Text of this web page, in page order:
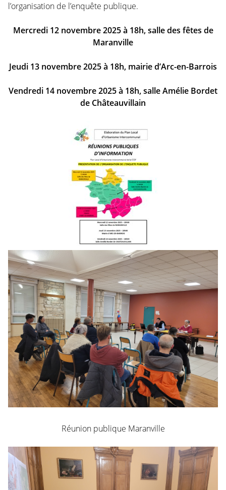
l’organisation de l’enquête publique.
Mercredi 12 novembre 2025 à 18h, salle des fêtes de
Maranville
Jeudi 13 novembre 2025 à 18h, mairie d’Arc-en-Barrois
Vendredi 14 novembre 2025 à 18h, salle Amélie Bordet
de Châteauvillain
Réunion publique Maranville